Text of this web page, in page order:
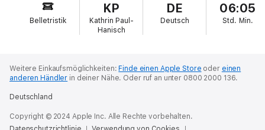
Belletristik
KP
Kathrin Paul-
Hanisch
DE
Deutsch
06:05
Std. Min.
Weitere Einkaufsmöglichkeiten:Finde einen Apple Store oder einen
anderen Händler in deiner Nähe. Oder ruf an unter 0800 2000 136.
Deutschland
Copyright © 2024 Apple Inc. Alle Rechte vorbehalten.